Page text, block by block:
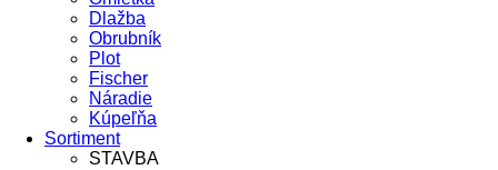
Dlažba
Obrubník
Plot
Fischer
Náradie
Kúpeľňa
Sortiment
STAVBA